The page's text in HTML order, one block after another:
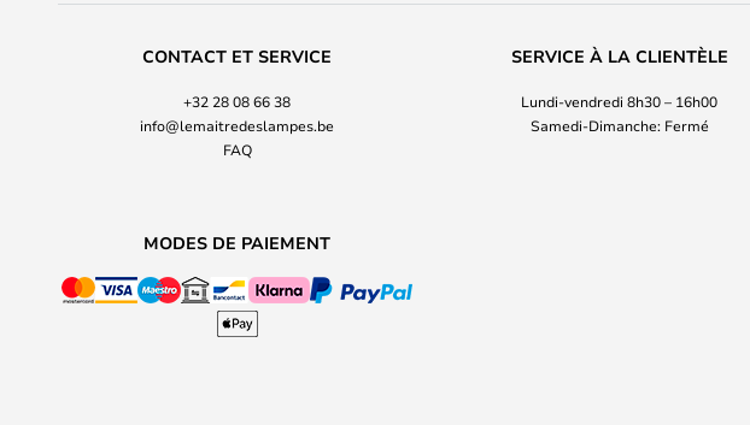
CONTACT ET SERVICE
+32 28 08 66 38
info@lemaitredeslampes.be
FAQ
SERVICE À LA CLIENTÈLE
Lundi-vendredi 8h30 – 16h00
Samedi-Dimanche: Fermé
MODES DE PAIEMENT